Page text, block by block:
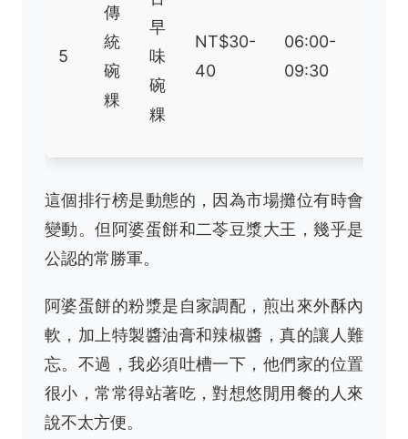
5
傳
統
碗
粿
早
味
碗
粿
NT$30-
40
06:00-
09:30
這個排行榜是動態的，因為市場攤位有時會
變動。但阿婆蛋餅和二苓豆漿大王，幾乎是
公認的常勝軍。
阿婆蛋餅的粉漿是自家調配，煎出來外酥內
軟，加上特製醬油膏和辣椒醬，真的讓人難
忘。不過，我必須吐槽一下，他們家的位置
很小，常常得站著吃，對想悠閒用餐的人來
說不太方便。